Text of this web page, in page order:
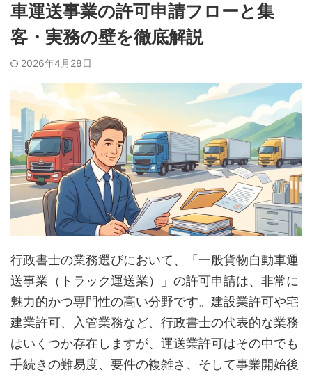
車運送事業の許可申請フローと集
客・実務の壁を徹底解説
2026年4月28日
行政書士の業務選びにおいて、「一般貨物自動車運
送事業（トラック運送業）」の許可申請は、非常に
魅力的かつ専門性の高い分野です。建設業許可や宅
建業許可、入管業務など、行政書士の代表的な業務
はいくつか存在しますが、運送業許可はその中でも
手続きの難易度、要件の複雑さ、そして事業開始後